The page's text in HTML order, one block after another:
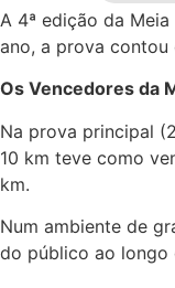
A 4ª edição da
ano, a prova
Os Vencedores da
Na prova principal
10 km teve como
km.
Num ambiente de
do público ao longo